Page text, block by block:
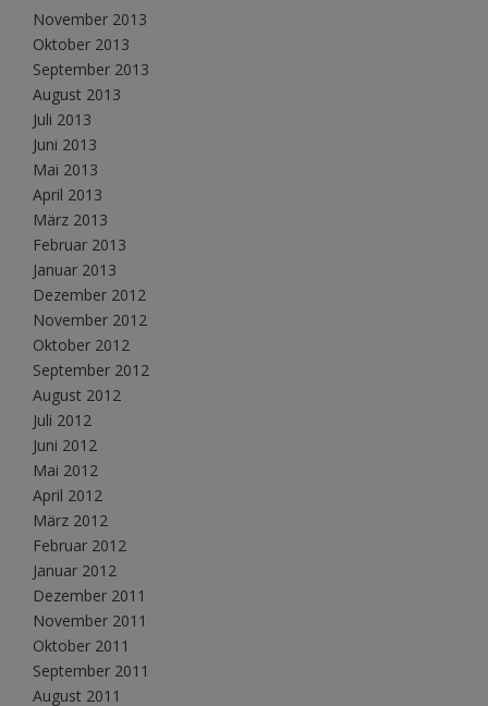
November 2013
Oktober 2013
September 2013
August 2013
Juli 2013
Juni 2013
Mai 2013
April 2013
März 2013
Februar 2013
Januar 2013
Dezember 2012
November 2012
Oktober 2012
September 2012
August 2012
Juli 2012
Juni 2012
Mai 2012
April 2012
März 2012
Februar 2012
Januar 2012
Dezember 2011
November 2011
Oktober 2011
September 2011
August 2011